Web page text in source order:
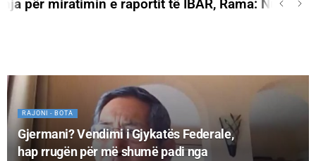
e raportit të IBAR, Rama: Nuk do të jemi në
RAJONI - BOTA
Gjermani? Vendimi i Gjykatës Federale,
hap rrugën për më shumë padi nga